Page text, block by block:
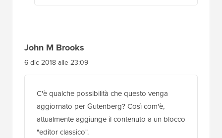
Supporto WPBeginner
14 mag 2019 alle 11:36
Dovresti verificare con WooCommerce il
loro metodo attuale per farlo
Rispondi